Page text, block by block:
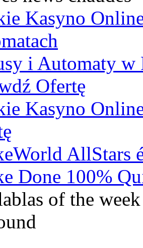
Kasyno
i Automaty w
Ofertę
Kasyno
AllStars
Done 100%
of the week